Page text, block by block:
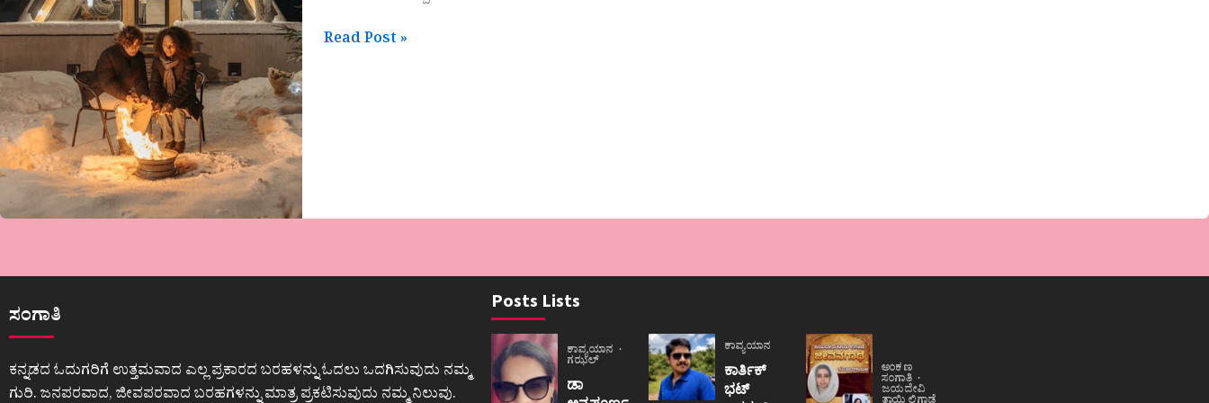
Read Post »
ಸಂಗಾತಿ
ಕನ್ನಡದ ಓದುಗರಿಗೆ ಉತ್ತಮವಾದ ಎಲ್ಲ ಪ್ರಕಾರದ ಬರಹಳನ್ನು ಓದಲು ಒದಗಿಸುವುದು ನಮ್ಮ
ಗುರಿ. ಜನಪರವಾದ, ಜೀವಪರವಾದ ಬರಹಗಳನ್ನು ಮಾತ್ರ ಪ್ರಕಟಿಸುವುದು ನಮ್ಮ ನಿಲುವು.
Posts Lists
ಕಾವ್ಯಯಾನ
ಗಝಲ್
ಡಾ
ಕಾವ್ಯಯಾನ
ಕಾರ್ತಿಕ್
ಭಟ್
ಅಂಕಣ
ಸಂಗಾತಿ
ಜಯದೇವಿ